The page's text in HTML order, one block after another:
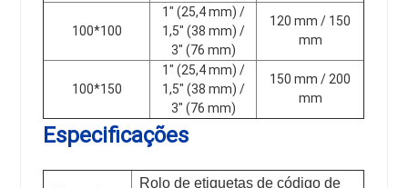
100*100
1" (25,4 mm) /
1,5" (38 mm) /
3" (76 mm)
120 mm / 150
mm
100*150
1" (25,4 mm) /
1,5" (38 mm) /
3" (76 mm)
150 mm / 200
mm
Especificações
Rolo de etiquetas de código de